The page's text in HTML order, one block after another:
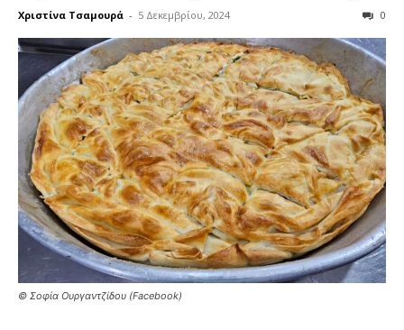
Χριστίνα Τσαμουρά - 5 Δεκεμβρίου, 2024 0
© Σοφία Ουργαντζίδου (Facebook)